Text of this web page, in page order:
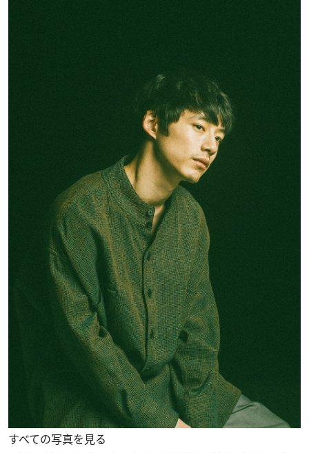
すべての写真を見る